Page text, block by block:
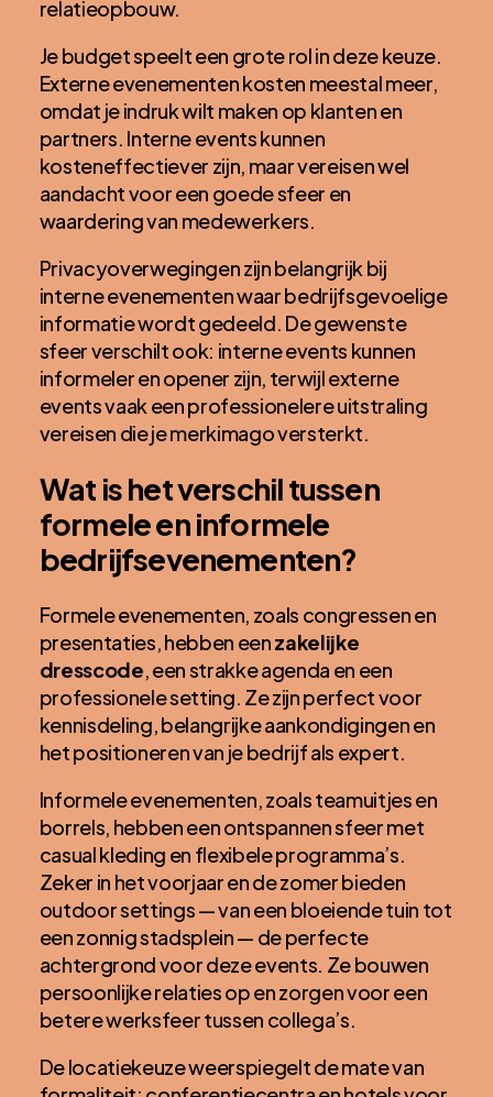
relatieopbouw.
Je budget speelt een grote rol in deze keuze.
Externe evenementen kosten meestal meer,
omdat je indruk wilt maken op klanten en
partners. Interne events kunnen
kosteneffectiever zijn, maar vereisen wel
aandacht voor een goede sfeer en
waardering van medewerkers.
Privacyoverwegingen zijn belangrijk bij
interne evenementen waar bedrijfsgevoelige
informatie wordt gedeeld. De gewenste
sfeer verschilt ook: interne events kunnen
informeler en opener zijn, terwijl externe
events vaak een professionelere uitstraling
vereisen die je merkimago versterkt.
Wat is het verschil tussen
formele en informele
bedrijfsevenementen?
Formele evenementen, zoals congressen en
presentaties, hebben eenzakelijke
dresscode, een strakke agenda en een
professionele setting. Ze zijn perfect voor
kennisdeling, belangrijke aankondigingen en
het positioneren van je bedrijf als expert.
Informele evenementen, zoals teamuitjes en
borrels, hebben een ontspannen sfeer met
casual kleding en flexibele programma’s.
Zeker in het voorjaar en de zomer bieden
outdoor settings — van een bloeiende tuin tot
een zonnig stadsplein — de perfecte
achtergrond voor deze events. Ze bouwen
persoonlijke relaties op en zorgen voor een
betere werksfeer tussen collega’s.
De locatiekeuze weerspiegelt de mate van